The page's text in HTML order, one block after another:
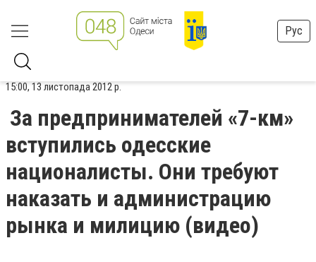
Рус
15:00, 13 листопада 2012 р.
За предпринимателей «7-км»
вступились одесские
националисты. Они требуют
наказать и администрацию
рынка и милицию (видео)